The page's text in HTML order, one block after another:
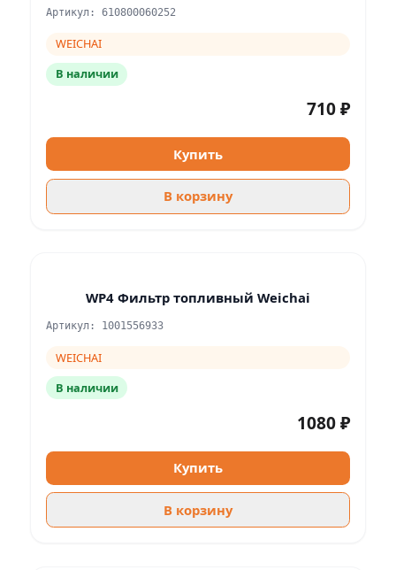
Артикул: 610800060252
WEICHAI
В наличии
710 ₽
Купить
В корзину
WP4 Фильтр топливный Weichai
Артикул: 1001556933
WEICHAI
В наличии
1080 ₽
Купить
В корзину